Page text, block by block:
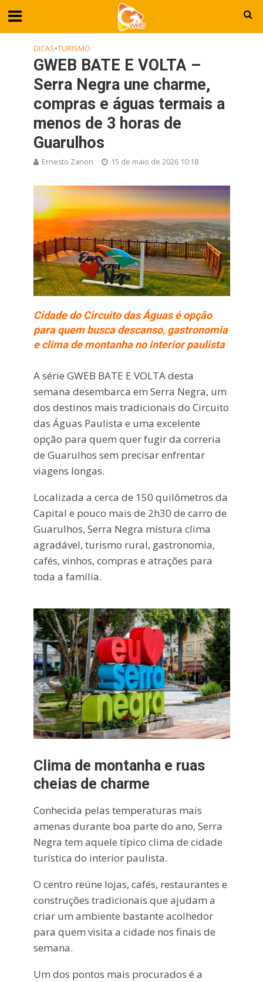
DICAS•TURISMO
GWEB BATE E VOLTA –
Serra Negra une charme,
compras e águas termais a
menos de 3 horas de
Guarulhos
Ernesto Zanon 15 de maio de 2026 10:18
Cidade do Circuito das Águas é opção
para quem busca descanso, gastronomia
e clima de montanha no interior paulista
A série GWEB BATE E VOLTA desta
semana desembarca em Serra Negra, um
dos destinos mais tradicionais do Circuito
das Águas Paulista e uma excelente
opção para quem quer fugir da correria
de Guarulhos sem precisar enfrentar
viagens longas.
Localizada a cerca de 150 quilômetros da
Capital e pouco mais de 2h30 de carro de
Guarulhos, Serra Negra mistura clima
agradável, turismo rural, gastronomia,
cafés, vinhos, compras e atrações para
toda a família.
Clima de montanha e ruas
cheias de charme
Conhecida pelas temperaturas mais
amenas durante boa parte do ano, Serra
Negra tem aquele típico clima de cidade
turística do interior paulista.
O centro reúne lojas, cafés, restaurantes e
construções tradicionais que ajudam a
criar um ambiente bastante acolhedor
para quem visita a cidade nos finais de
semana.
Um dos pontos mais procurados é a